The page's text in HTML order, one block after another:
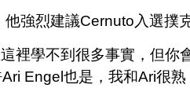
強烈建議Cernuto入選撲
裡學不到很多事實，但你
Engel也是，我和Ari很熟